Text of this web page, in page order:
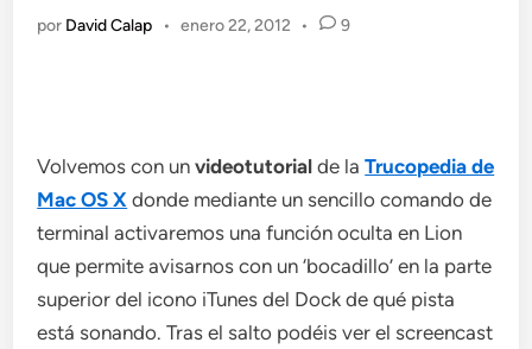
por David Calap • enero 22, 2012 • 9
Volvemos con unvideotutorial de laTrucopedia de
Mac OS X donde mediante un sencillo comando de
terminal activaremos una función oculta en Lion
que permite avisarnos con un ‘bocadillo’ en la parte
superior del icono iTunes del Dock de qué pista
está sonando. Tras el salto podéis ver el screencast